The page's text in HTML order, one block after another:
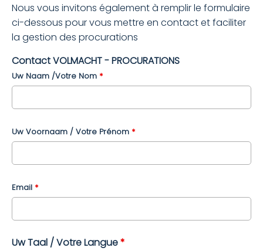
Nous vous invitons également à remplir le formulaire
ci-dessous pour vous mettre en contact et faciliter
la gestion des procurations
Contact VOLMACHT - PROCURATIONS
Uw Naam /Votre Nom *
Uw Voornaam / Votre Prénom *
Email *
Uw Taal / Votre Langue*